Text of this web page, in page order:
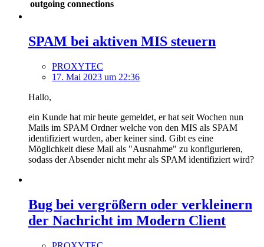
outgoing connections
SPAM bei aktiven MIS steuern
PROXYTEC
17. Mai 2023 um 22:36
Hallo,
ein Kunde hat mir heute gemeldet, er hat seit Wochen nun
Mails im SPAM Ordner welche von den MIS als SPAM
identifiziert wurden, aber keiner sind. Gibt es eine
Möglichkeit diese Mail als "Ausnahme" zu konfigurieren,
sodass der Absender nicht mehr als SPAM identifiziert wird?
Bug bei vergrößern oder verkleinern
der Nachricht im Modern Client